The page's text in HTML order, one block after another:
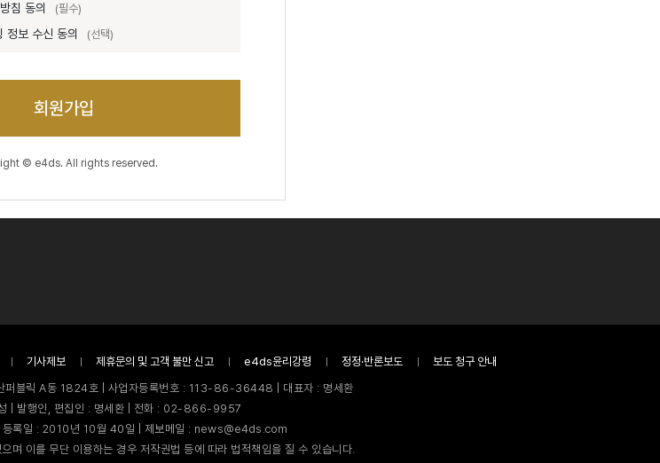
침 동의 (필수)
정보 수신 동의 (선택)
회원가입
© e4ds. All rights reserved.
기사제보 제휴문의 및 고객 불만 신고 e4ds윤리강령 정정·반론보도
보도 청구 안내
퍼블릭 A동 1824호 | 사업자등록번호 : 113-86-36448 | 대표자 : 명세환
성 | 발행인, 편집인 : 명세환 | 전화 : 02-866-9957
등록일 : 2010년 10월 40일 | 제보메일 : news@e4ds.com
며 이를 무단 이용하는 경우 저작권법 등에 따라 법적책임을 질 수 있습니다.